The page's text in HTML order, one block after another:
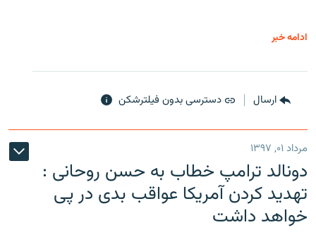
ادامه خبر
ارسال دسترسی بدون فیلترشکن
مرداد ۰۱, ۱۳۹۷
دونالد ترامپ خطاب به حسن روحانی :
تهدید کردن آمریکا عواقب بدی در پی
خواهد داشت